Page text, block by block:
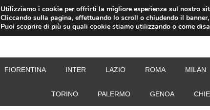
FIORENTINA INTER LAZIO ROMA MILAN
TORINO PALERMO GENOA
Utilizziamo i cookie per offrirti la migliore esperienza sul nostro
Cliccando sulla pagina, effettuando lo scroll o chiudendo il
Puoi scoprire di più su quali cookie stiamo utilizzando o come